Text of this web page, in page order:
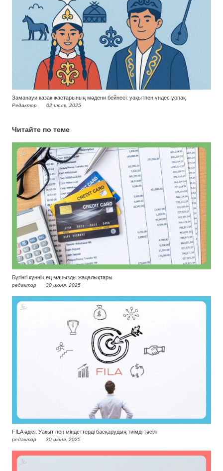
Заманауи қазақ жастарының мәдени бейнесі: уақытпен үндес ұрпақ
Редактор 02 июля, 2025
Читайте по теме
Бүгінгі күннің ең маңызды жаңалықтары
редактор 30 июня, 2025
FILA әдісі: Уақыт пен міндеттерді басқарудың тиімді тәсілі
редактор 30 июня, 2025